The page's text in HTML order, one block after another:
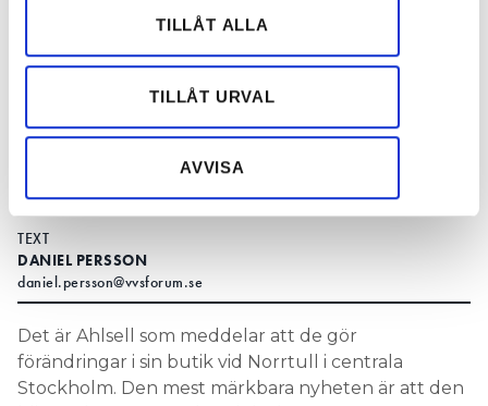
vidarebefordrar även sådana identifierare och annan
annons- och analysföretag som vi samarbetar med.
Dessa kan i sin tur kombinera informationen med annan
samlat in när du har använt deras tjänster.
TILLÅT ALLA
TILLÅT URVAL
AVVISA
Det går att handla hos grossisten dygnet runt. Foto: Ahlsell.
med en butik som håller öppet dygnet runt.
Det är självbetjäning som gäller för nattliga
kunder, mot vissa krav.
TEXT
DANIEL PERSSON
daniel.persson@vvsforum.se
Det är Ahlsell som meddelar att de gör
förändringar i sin butik vid Norrtull i centrala
Stockholm. Den mest märkbara nyheten är att den